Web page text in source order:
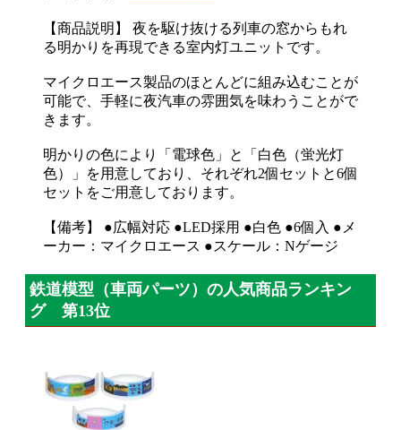
【商品説明】 夜を駆け抜ける列車の窓からもれ
る明かりを再現できる室内灯ユニットです。
マイクロエース製品のほとんどに組み込むことが
可能で、手軽に夜汽車の雰囲気を味わうことがで
きます。
明かりの色により「電球色」と「白色（蛍光灯
色）」を用意しており、それぞれ2個セットと6個
セットをご用意しております。
【備考】 ●広幅対応 ●LED採用 ●白色 ●6個入 ●メ
ーカー：マイクロエース ●スケール：Nゲージ
鉄道模型（車両パーツ）の人気商品ランキン
グ 第13位